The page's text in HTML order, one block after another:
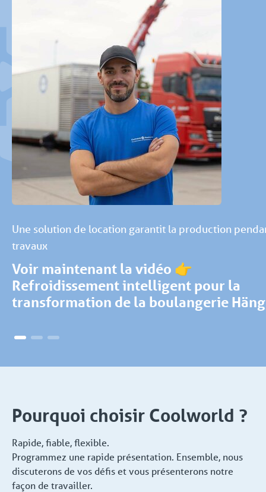
Une solution de location garantit la production
travaux
Voir maintenant la vidéo 👉
Refroidissement intelligent pour la
transformation de la boulangerie
Pourquoi choisir Coolworld ?
Rapide, fiable, flexible.
Programmez une rapide présentation. Ensemble, nous
discuterons de vos défis et vous présenterons notre
façon de travailler.